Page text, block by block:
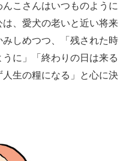
こさんはいつものように
、愛犬の老いと近い将来
しめつつ、「残された時
に」「終わりの日は来る
生の糧になる」と心に決